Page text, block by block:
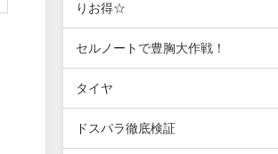
りお得☆
セルノートで豊胸大作戦！
タイヤ
ドスパラ徹底検証